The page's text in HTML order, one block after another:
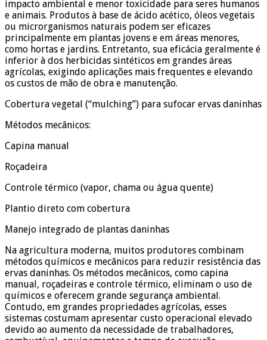
impacto ambiental e menor toxicidade para seres humanos
e animais. Produtos à base de ácido acético, óleos vegetais
ou microrganismos naturais podem ser eficazes
principalmente em plantas jovens e em áreas menores,
como hortas e jardins. Entretanto, sua eficácia geralmente é
inferior à dos herbicidas sintéticos em grandes áreas
agrícolas, exigindo aplicações mais frequentes e elevando
os custos de mão de obra e manutenção.
Cobertura vegetal (“mulching”) para sufocar ervas daninhas
Métodos mecânicos:
Capina manual
Roçadeira
Controle térmico (vapor, chama ou água quente)
Plantio direto com cobertura
Manejo integrado de plantas daninhas
Na agricultura moderna, muitos produtores combinam
métodos químicos e mecânicos para reduzir resistência das
ervas daninhas. Os métodos mecânicos, como capina
manual, roçadeiras e controle térmico, eliminam o uso de
químicos e oferecem grande segurança ambiental.
Contudo, em grandes propriedades agrícolas, esses
sistemas costumam apresentar custo operacional elevado
devido ao aumento da necessidade de trabalhadores,